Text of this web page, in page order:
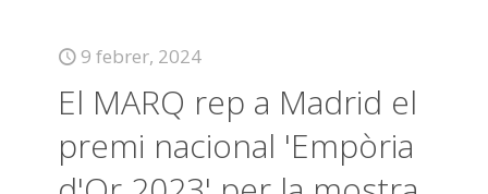
9 febrer, 2024
El MARQ rep a Madrid el
premi nacional 'Empòria